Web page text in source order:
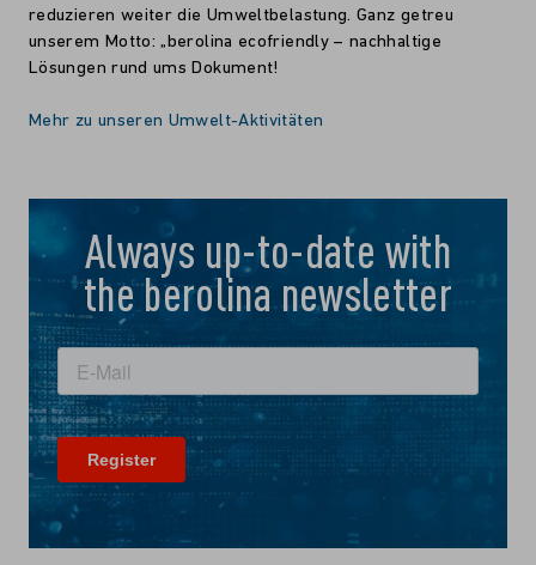
reduzieren weiter die Umweltbelastung. Ganz getreu
unserem Motto: „berolina ecofriendly – nachhaltige
Lösungen rund ums Dokument!
Mehr zu unseren Umwelt-Aktivitäten
Always up-to-date with
the berolina newsletter